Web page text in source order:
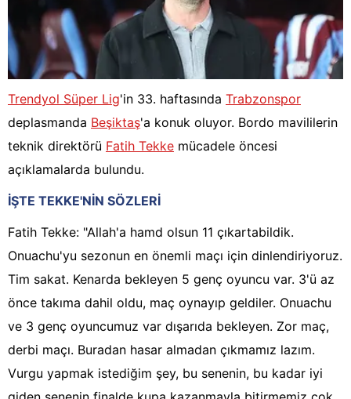
Trendyol Süper Lig'in 33. haftasında Trabzonspor
deplasmanda Beşiktaş'a konuk oluyor. Bordo mavililerin
teknik direktörü Fatih Tekke mücadele öncesi
açıklamalarda bulundu.
İŞTE TEKKE'NİN SÖZLERİ
Fatih Tekke: "Allah'a hamd olsun 11 çıkartabildik.
Onuachu'yu sezonun en önemli maçı için dinlendiriyoruz.
Tim sakat. Kenarda bekleyen 5 genç oyuncu var. 3'ü az
önce takıma dahil oldu, maç oynayıp geldiler. Onuachu
ve 3 genç oyuncumuz var dışarıda bekleyen. Zor maç,
derbi maçı. Buradan hasar almadan çıkmamız lazım.
Vurgu yapmak istediğim şey, bu senenin, bu kadar iyi